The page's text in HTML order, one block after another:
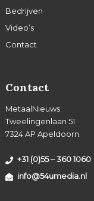
Bedrijven
Video’s
Contact
Contact
MetaalNieuws
Tweelingenlaan 51
7324 AP Apeldoorn
+31 (0)55 – 360 1060
info@54umedia.nl